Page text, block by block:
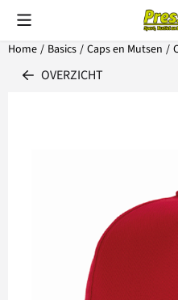
Cookievoorkeuren zijn
Home / Basics / Caps en Mutsen /
OVERZICHT